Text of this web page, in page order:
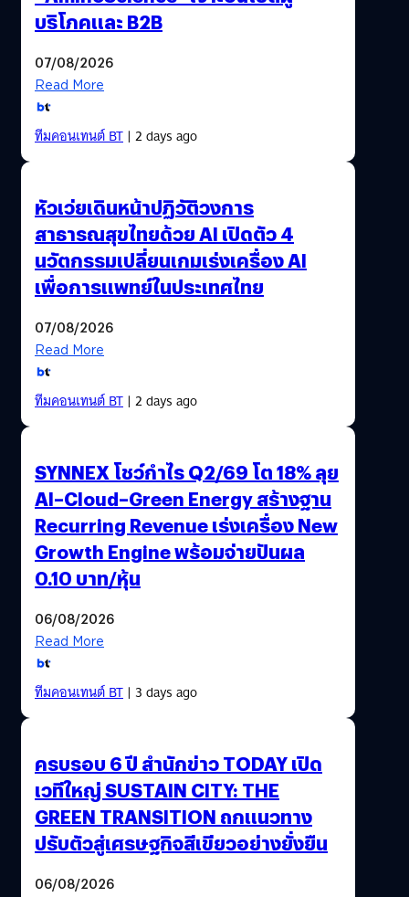
บริโภคและ B2B
07/08/2026
Read More
ทีมคอนเทนต์ BT| 2 days ago
หัวเว่ยเดินหน้าปฏิวัติวงการ
สาธารณสุขไทยด้วย AI เปิดตัว 4
นวัตกรรมเปลี่ยนเกมเร่งเครื่อง AI
เพื่อการแพทย์ในประเทศไทย
07/08/2026
Read More
ทีมคอนเทนต์ BT| 2 days ago
SYNNEX โชว์กำไร Q2/69 โต 18% ลุย
AI–Cloud–Green Energy สร้างฐาน
Recurring Revenue เร่งเครื่อง New
Growth Engine พร้อมจ่ายปันผล
0.10 บาท/หุ้น
06/08/2026
Read More
ทีมคอนเทนต์ BT| 3 days ago
ครบรอบ 6 ปี สำนักข่าว TODAY เปิด
เวทีใหญ่ SUSTAIN CITY: THE
GREEN TRANSITION ถกแนวทาง
ปรับตัวสู่เศรษฐกิจสีเขียวอย่างยั่งยืน
06/08/2026